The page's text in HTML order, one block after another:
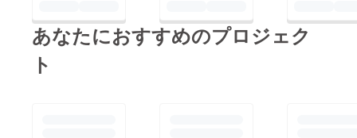
あなたにおすすめのプロジェク
ト